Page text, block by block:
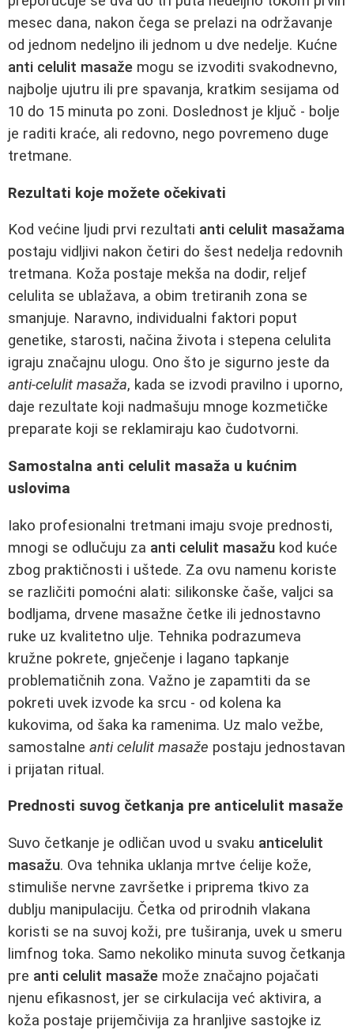
mesec dana, nakon čega se prelazi na održavanje
od jednom nedeljno ili jednom u dve nedelje. Kućne
anti celulit masaže mogu se izvoditi svakodnevno,
najbolje ujutru ili pre spavanja, kratkim sesijama od
10 do 15 minuta po zoni. Doslednost je ključ - bolje
je raditi kraće, ali redovno, nego povremeno duge
tretmane.
Rezultati koje možete očekivati
Kod većine ljudi prvi rezultati anti celulit masažama
postaju vidljivi nakon četiri do šest nedelja redovnih
tretmana. Koža postaje mekša na dodir, reljef
celulita se ublažava, a obim tretiranih zona se
smanjuje. Naravno, individualni faktori poput
genetike, starosti, načina života i stepena celulita
igraju značajnu ulogu. Ono što je sigurno jeste da
anti-celulit masaža, kada se izvodi pravilno i uporno,
daje rezultate koji nadmašuju mnoge kozmetičke
preparate koji se reklamiraju kao čudotvorni.
Samostalna anti celulit masaža u kućnim
uslovima
Iako profesionalni tretmani imaju svoje prednosti,
mnogi se odlučuju za anti celulit masažu kod kuće
zbog praktičnosti i uštede. Za ovu namenu koriste
se različiti pomoćni alati: silikonske čaše, valjci sa
bodljama, drvene masažne četke ili jednostavno
ruke uz kvalitetno ulje. Tehnika podrazumeva
kružne pokrete, gnječenje i lagano tapkanje
problematičnih zona. Važno je zapamtiti da se
pokreti uvek izvode ka srcu - od kolena ka
kukovima, od šaka ka ramenima. Uz malo vežbe,
samostalne anti celulit masaže postaju jednostavan
i prijatan ritual.
Prednosti suvog četkanja pre anticelulit masaže
Suvo četkanje je odličan uvod u svaku anticelulit
masažu. Ova tehnika uklanja mrtve ćelije kože,
stimuliše nervne završetke i priprema tkivo za
dublju manipulaciju. Četka od prirodnih vlakana
koristi se na suvoj koži, pre tuširanja, uvek u smeru
limfnog toka. Samo nekoliko minuta suvog četkanja
pre anti celulit masaže može značajno pojačati
njenu efikasnost, jer se cirkulacija već aktivira, a
koža postaje prijemčivija za hranljive sastojke iz